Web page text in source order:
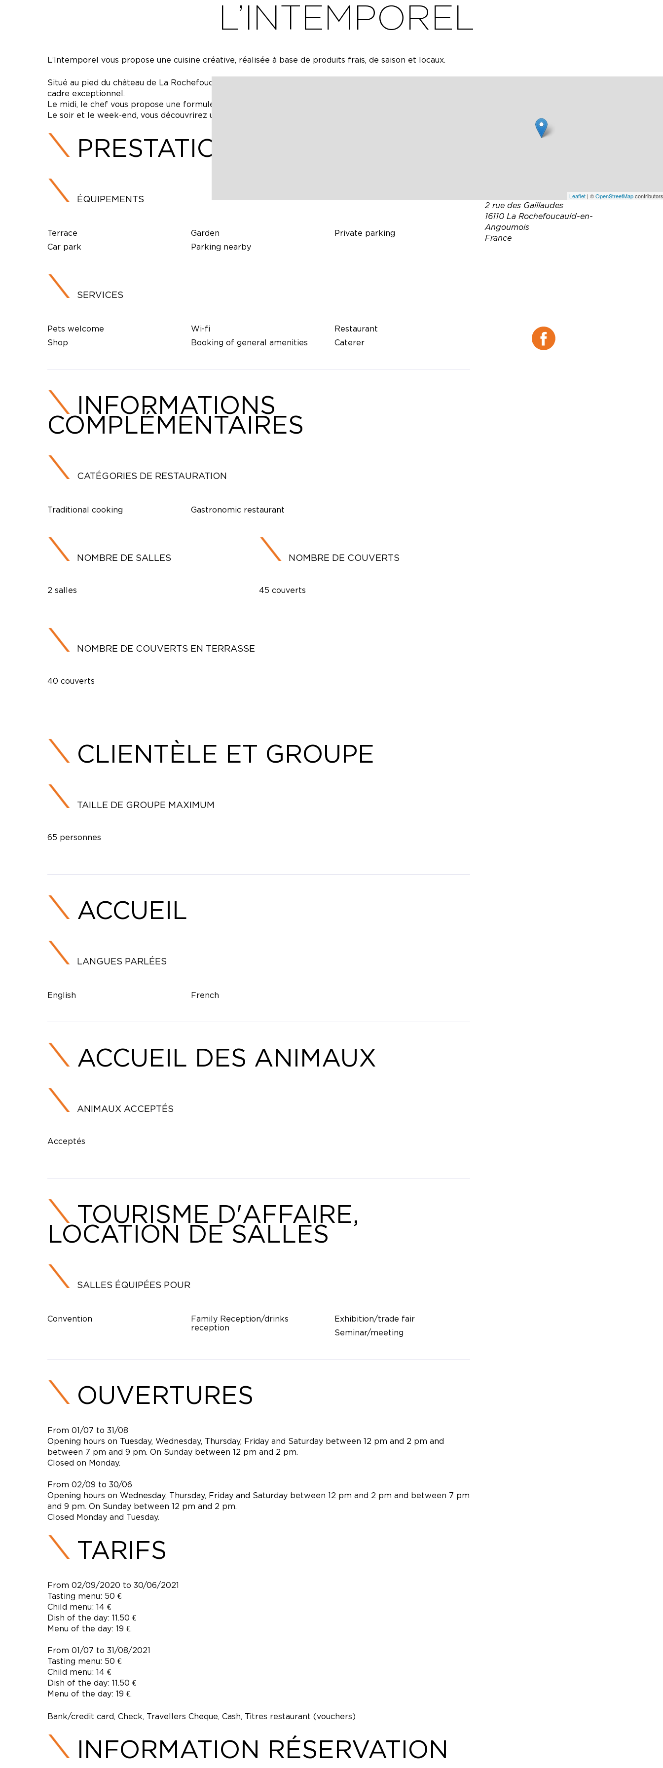
L’INTEMPOREL
L’Intemporel vous propose une cuisine créative, réalisée à base de produits frais, de saison et locaux.
Situé au pied du château de La Rochefoucauld et en bordure de la Tardoire, le restaurant vous offre un
cadre exceptionnel.
Le midi, le chef vous propose une formule à 19€ ainsi qu’une liste de suggestions (retours de marché).
Le soir et le week-end, vous découvrirez une cuisine gastronomique raffinée et audacieuse.
PRESTATIONS
ÉQUIPEMENTS
Terrace
Car park
Garden
Parking nearby
Private parking
SERVICES
Pets welcome
Shop
Wi-fi
Booking of general amenities
Restaurant
Caterer
INFORMATIONS
COMPLÉMENTAIRES
CATÉGORIES DE RESTAURATION
Traditional cooking Gastronomic restaurant
NOMBRE DE SALLES
2 salles
NOMBRE DE COUVERTS
45 couverts
NOMBRE DE COUVERTS EN TERRASSE
40 couverts
CLIENTÈLE ET GROUPE
TAILLE DE GROUPE MAXIMUM
65 personnes
ACCUEIL
LANGUES PARLÉES
English French
ACCUEIL DES ANIMAUX
ANIMAUX ACCEPTÉS
Acceptés
TOURISME D'AFFAIRE,
LOCATION DE SALLES
SALLES ÉQUIPÉES POUR
Convention
Family Reception/drinks
reception
Exhibition/trade fair
Seminar/meeting
OUVERTURES
From 01/07 to 31/08
Opening hours on Tuesday, Wednesday, Thursday, Friday and Saturday between 12 pm and 2 pm and
between 7 pm and 9 pm. On Sunday between 12 pm and 2 pm.
Closed on Monday.
From 02/09 to 30/06
Opening hours on Wednesday, Thursday, Friday and Saturday between 12 pm and 2 pm and between 7 pm
and 9 pm. On Sunday between 12 pm and 2 pm.
Closed Monday and Tuesday.
TARIFS
From 02/09/2020 to 30/06/2021
Tasting menu: 50 €
Child menu: 14 €
Dish of the day: 11.50 €
Menu of the day: 19 €.
From 01/07 to 31/08/2021
Tasting menu: 50 €
Child menu: 14 €
Dish of the day: 11.50 €
Menu of the day: 19 €.
Bank/credit card, Check, Travellers Cheque, Cash, Titres restaurant (vouchers)
INFORMATION RÉSERVATION
Leaflet| ©OpenStreetMap
2 rue des Gaillaudes
16110 La Rochefoucauld-en-
Angoumois
France